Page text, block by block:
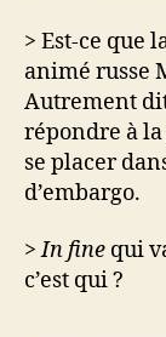
> Est-ce que
animé russe
Autrement
répondre à
se placer
d’embargo.
> In fine qui
c’est qui ?